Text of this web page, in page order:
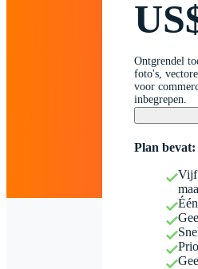
Ontgrendel
foto's,
voor
inbegrepen.
Plan bevat:
Vijf